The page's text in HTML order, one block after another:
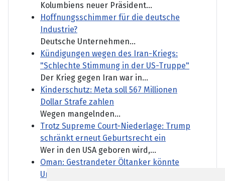
Kolumbiens neuer Präsident...
Hoffnungsschimmer für die deutsche
Industrie?
Deutsche Unternehmen...
Kündigungen wegen des Iran-Kriegs:
"Schlechte Stimmung in der US-Truppe"
Der Krieg gegen Iran war in...
Kinderschutz: Meta soll 567 Millionen
Dollar Strafe zahlen
Wegen mangelnden...
Trotz Supreme Court-Niederlage: Trump
schränkt erneut Geburtsrecht ein
Wer in den USA geboren wird,...
Oman: Gestrandeter Öltanker könnte
Umweltkatastrophe verursachen